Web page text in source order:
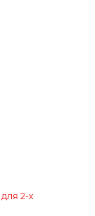
2-х